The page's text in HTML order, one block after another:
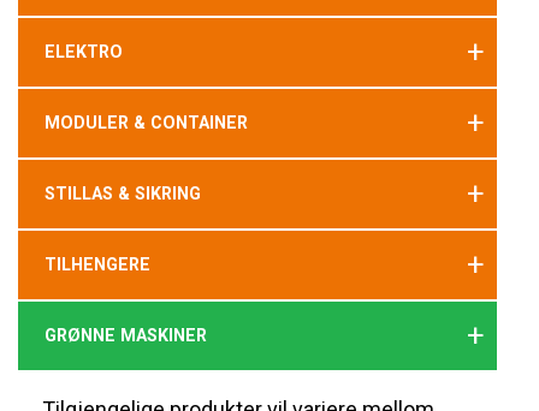
ELEKTRO +
MODULER & CONTAINER +
STILLAS & SIKRING +
TILHENGERE +
GRØNNE MASKINER +